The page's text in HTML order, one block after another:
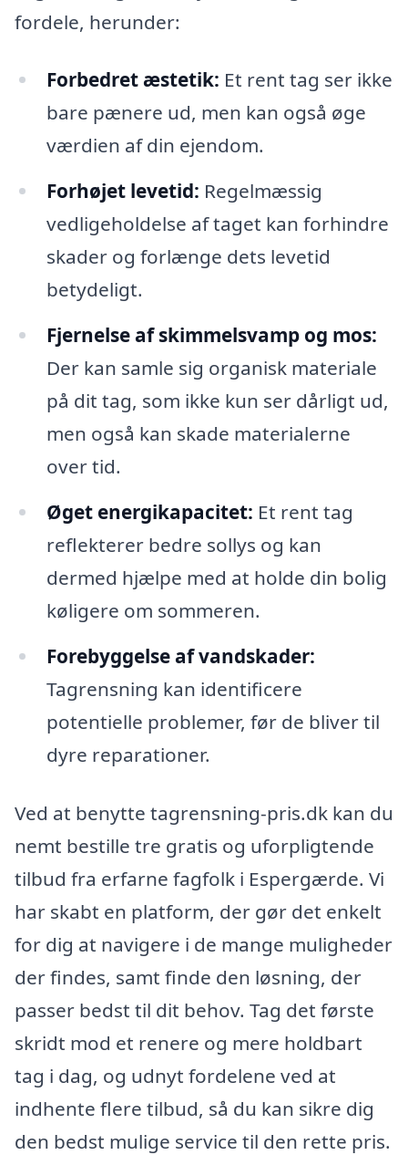
fordele, herunder:
Forbedret æstetik: Et rent tag ser ikke
bare pænere ud, men kan også øge
værdien af din ejendom.
Forhøjet levetid: Regelmæssig
vedligeholdelse af taget kan forhindre
skader og forlænge dets levetid
betydeligt.
Fjernelse af skimmelsvamp og mos:
Der kan samle sig organisk materiale
på dit tag, som ikke kun ser dårligt ud,
men også kan skade materialerne
over tid.
Øget energikapacitet: Et rent tag
reflekterer bedre sollys og kan
dermed hjælpe med at holde din bolig
køligere om sommeren.
Forebyggelse af vandskader:
Tagrensning kan identificere
potentielle problemer, før de bliver til
dyre reparationer.
Ved at benytte tagrensning-pris.dk kan du
nemt bestille tre gratis og uforpligtende
tilbud fra erfarne fagfolk i Espergærde. Vi
har skabt en platform, der gør det enkelt
for dig at navigere i de mange muligheder
der findes, samt finde den løsning, der
passer bedst til dit behov. Tag det første
skridt mod et renere og mere holdbart
tag i dag, og udnyt fordelene ved at
indhente flere tilbud, så du kan sikre dig
den bedst mulige service til den rette pris.